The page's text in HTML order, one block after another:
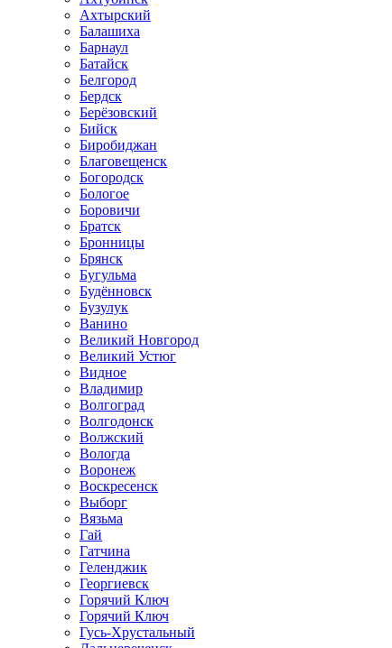
Ахтырский
Балашиха
Барнаул
Батайск
Белгород
Бердск
Берёзовский
Бийск
Биробиджан
Благовещенск
Богородск
Бологое
Боровичи
Братск
Бронницы
Брянск
Бугульма
Будённовск
Бузулук
Ванино
Великий Новгород
Великий Устюг
Видное
Владимир
Волгоград
Волгодонск
Волжский
Вологда
Воронеж
Воскресенск
Выборг
Вязьма
Гай
Гатчина
Геленджик
Георгиевск
Горячий Ключ
Горячий Ключ
Гусь-Хрустальный